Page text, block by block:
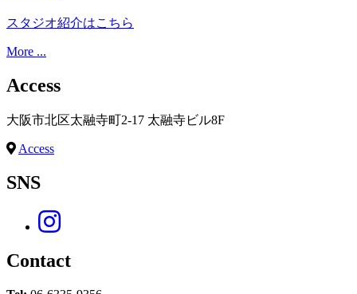
スタジオ紹介はこちら
More ...
Access
大阪市北区太融寺町2-17 太融寺ビル8F
Access
SNS
Contact